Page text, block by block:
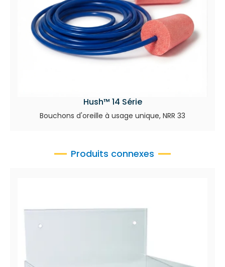
Hush™ 14 Série
Bouchons d'oreille à usage unique, NRR 33
Produits connexes